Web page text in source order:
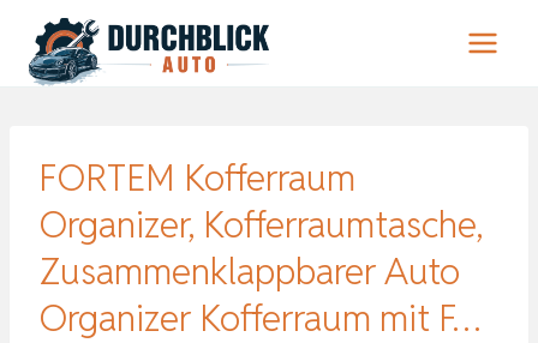
Inhalt
springen
FORTEM Kofferraum
Organizer, Kofferraumtasche,
Zusammenklappbarer Auto
Organizer Kofferraum mit F…